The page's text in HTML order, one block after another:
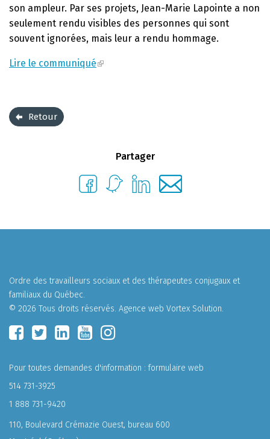
son ampleur. Par ses projets, Jean-Marie Lapointe a non
seulement rendu visibles des personnes qui sont
souvent ignorées, mais leur a rendu hommage.
Lire le communiqué
Retour
Partager
Ordre des travailleurs sociaux et des thérapeutes conjugaux et
familiaux du Québec.
© 2026 Tous droits réservés. Agence web Vortex Solution.
Pour toutes demandes d'information :formulaire web
514 731-3925
1 888 731-9420
110, Boulevard Crémazie Ouest, bureau 600